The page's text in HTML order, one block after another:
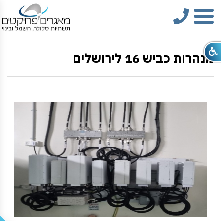
תפריט
מנהרות כביש 16 לירושלים